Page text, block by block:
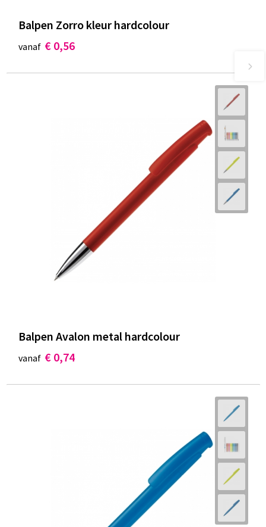
Balpen Zorro kleur hardcolour
vanaf € 0,56
Balpen Avalon metal hardcolour
vanaf € 0,74